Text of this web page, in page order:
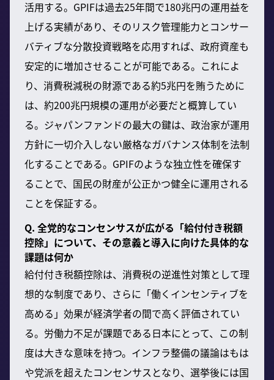
活用する。GPIFは過去25年間で180兆円の運用益を
上げる実績があり、そのリスク管理能力とコンサー
バティブな分散投資戦略を応用すれば、政府資産も
安定的に増加させることが可能である。これによ
り、消費税減税の財源である約5兆円を賄うために
は、約200兆円規模の運用が必要だと概算してい
る。ジャパンファンドの最大の鍵は、政治家が運用
方針に一切介入しない厳格なガバナンス体制を法制
化することである。GPIFのような独立性を確保す
ることで、国民の財産が公正かつ健全に運用される
ことを保証する。
Q. 全党的なコンセンサスが広がる「給付付き税額
控除」について、その意義と導入に向けた具体的な
課題は何か
給付付き税額控除は、消費税の逆進性対策として理
想的な制度であり、さらに「働くインセンティブを
高める」効果が経済学者の間で高く評価されてい
る。労働力不足が課題である日本にとって、この制
度は大きな意味を持つ。インフラ整備の議論はもは
や党派を超えたコンセンサスとなり、選挙後には国